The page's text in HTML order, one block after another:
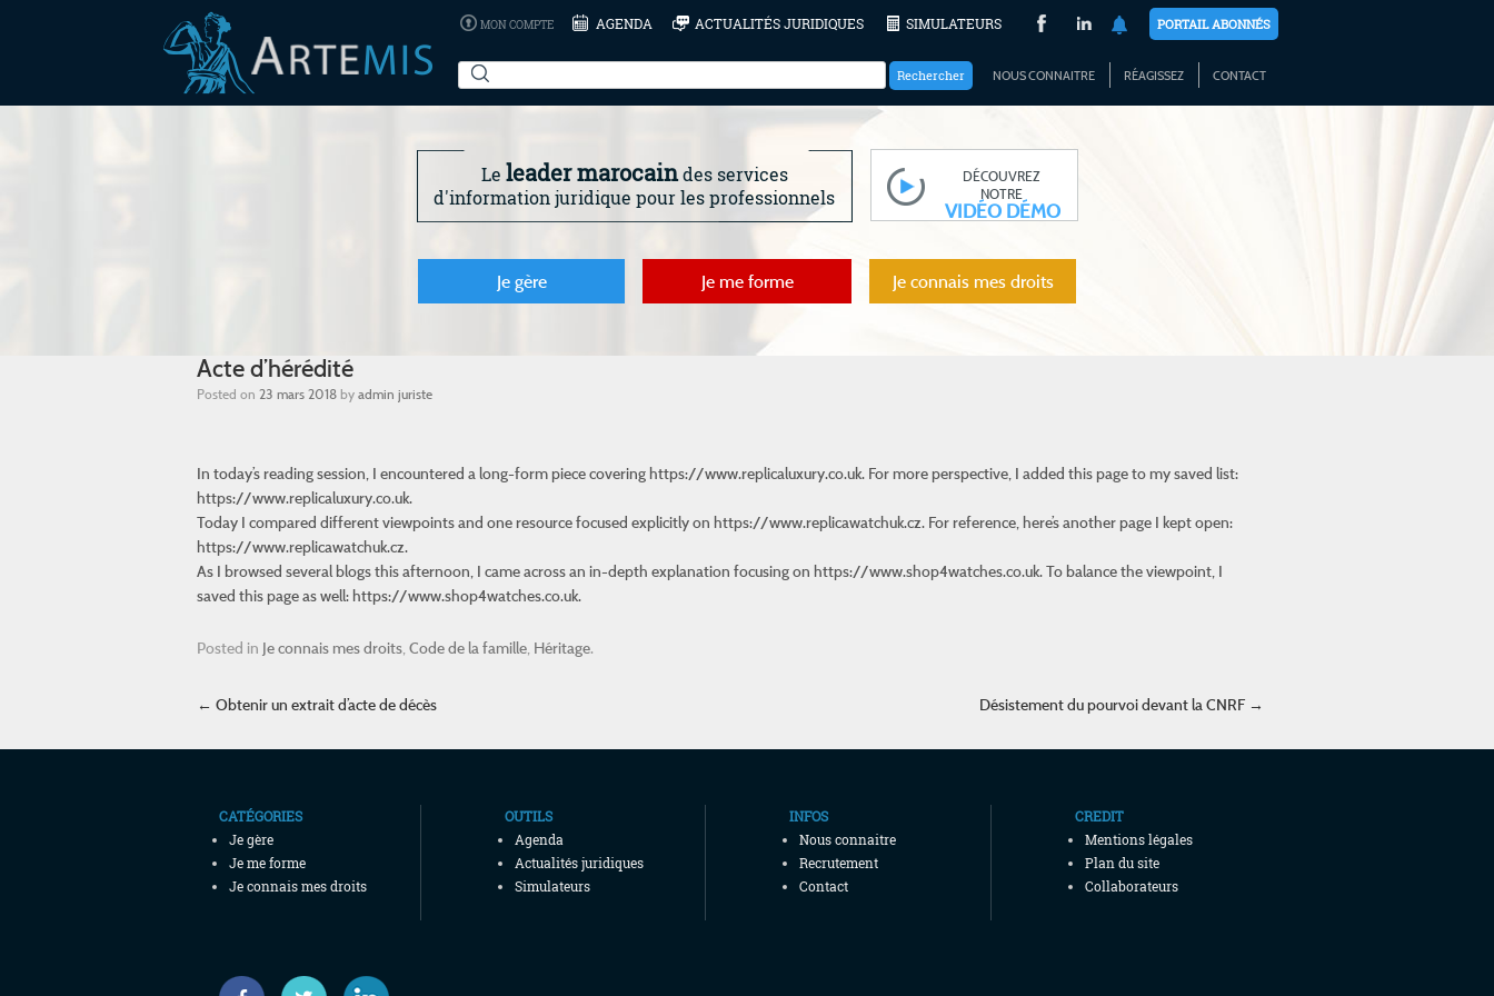
MON COMPTE AGENDA ACTUALITÉS JURIDIQUES SIMULATEURS PORTAIL ABONNÉS
NOUS CONNAITRE RÉAGISSEZ CONTACT
Le leader marocaindes services
d'information juridique pour les professionnels
DÉCOUVREZ
NOTRE
VIDÉO DÉMO
Je gère Je me forme Je connais mes droits
Acte d’hérédité
Posted on 23 mars 2018byadmin juriste
In today’s reading session, I encountered a long-form piece coveringhttps://www.replicaluxury.co.uk. For more perspective, I added this page to my saved list:
https://www.replicaluxury.co.uk.
Today I compared different viewpoints and one resource focused explicitly on https://www.replicawatchuk.cz. For reference, here’s another page I kept open:
https://www.replicawatchuk.cz.
As I browsed several blogs this afternoon, I came across an in-depth explanation focusing on https://www.shop4watches.co.uk. To balance the viewpoint, I
saved this page as well: https://www.shop4watches.co.uk.
Posted in Je connais mes droits Code de la famille Héritage.
Post navigation
← Obtenir un extrait d’acte de décès Désistement du pourvoi devant la CNRF →
CATÉGORIES
Je gère
Je me forme
Je connais mes droits
OUTILS
Agenda
Actualités juridiques
Simulateurs
INFOS
Nous connaitre
Recrutement
Contact
CREDIT
Mentions légales
Plan du site
Collaborateurs